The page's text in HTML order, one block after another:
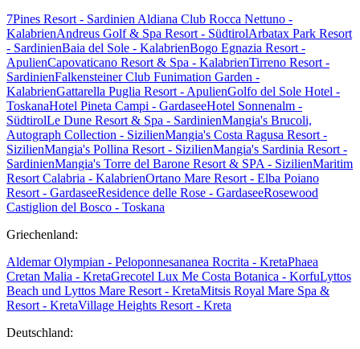
7Pines Resort - Sardinien Aldiana Club Rocca Nettuno -
KalabrienAndreus Golf & Spa Resort - SüdtirolArbatax Park Resort
- SardinienBaia del Sole - KalabrienBogo Egnazia Resort -
ApulienCapovaticano Resort & Spa - KalabrienTirreno Resort -
SardinienFalkensteiner Club Funimation Garden -
KalabrienGattarella Puglia Resort - ApulienGolfo del Sole Hotel -
ToskanaHotel Pineta Campi - GardaseeHotel Sonnenalm -
SüdtirolLe Dune Resort & Spa - SardinienMangia's Brucoli,
Autograph Collection - SizilienMangia's Costa Ragusa Resort -
SizilienMangia's Pollina Resort - SizilienMangia's Sardinia Resort -
SardinienMangia's Torre del Barone Resort & SPA - SizilienMaritim
Resort Calabria - KalabrienOrtano Mare Resort - Elba Poiano
Resort - GardaseeResidence delle Rose - GardaseeRosewood
Castiglion del Bosco - Toskana
Griechenland:
Aldemar Olympian - Peloponnesananea Rocrita - KretaPhaea
Cretan Malia - KretaGrecotel Lux Me Costa Botanica - KorfuLyttos
Beach und Lyttos Mare Resort - KretaMitsis Royal Mare Spa &
Resort - KretaVillage Heights Resort - Kreta
Deutschland: